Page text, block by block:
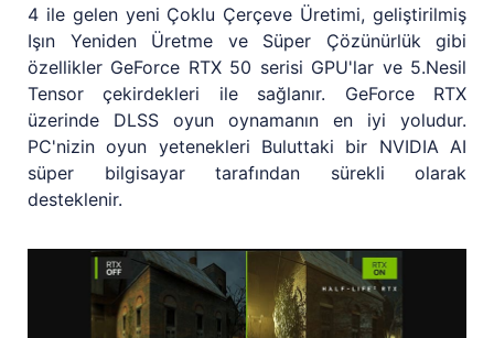
4 ile gelen yeni Çoklu Çerçeve Üretimi, geliştirilmiş
Işın Yeniden Üretme ve Süper Çözünürlük gibi
özellikler GeForce RTX 50 serisi GPU'lar ve 5.Nesil
Tensor çekirdekleri ile sağlanır. GeForce RTX
üzerinde DLSS oyun oynamanın en iyi yoludur.
PC'nizin oyun yetenekleri Buluttaki bir NVIDIA AI
süper bilgisayar tarafından sürekli olarak
desteklenir.